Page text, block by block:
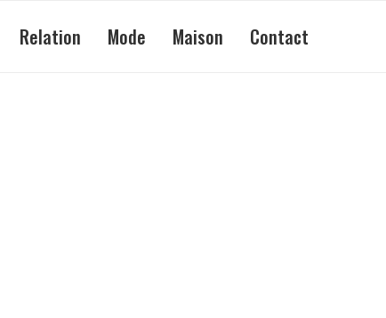
Relation Mode Maison Contact